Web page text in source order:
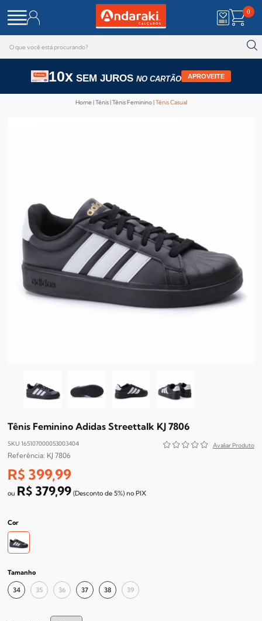
0
10x SEM JUROS NO CARTÃO APROVEITE
Home Tênis Tênis Feminino Tênis Casual
Tênis Feminino Adidas Streettalk KJ 7806
SKU 165107000053003404
KJ 7806
R$ 399,99
R$ 379,99 (Desconto de 5%) no PIX
Cor
Tamanho
34 35 36 37 38 39